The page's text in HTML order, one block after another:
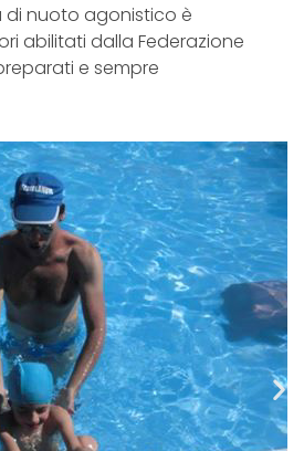
di nuoto agonistico è
abilitati dalla Federazione
e sempre